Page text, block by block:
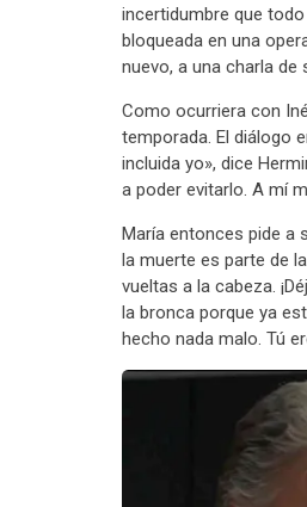
incertidumbre que
bloqueada en una
nuevo, a una charla de
Como ocurriera con
temporada. El diálogo
incluida yo», dice
a poder evitarlo. A mí
María entonces pide a
la muerte es parte de
vueltas a la cabeza.
la bronca porque ya
hecho nada malo. Tú